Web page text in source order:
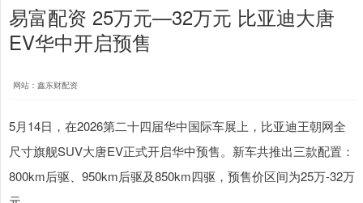
易富配资 25万元—32万元 比亚迪大唐
EV华中开启预售
网站：鑫东财配资
5月14日，在2026第二十四届华中国际车展上，比亚迪王朝网全
尺寸旗舰SUV大唐EV正式开启华中预售。新车共推出三款配置：
800km后驱、950km后驱及850km四驱，预售价区间为25万-32万